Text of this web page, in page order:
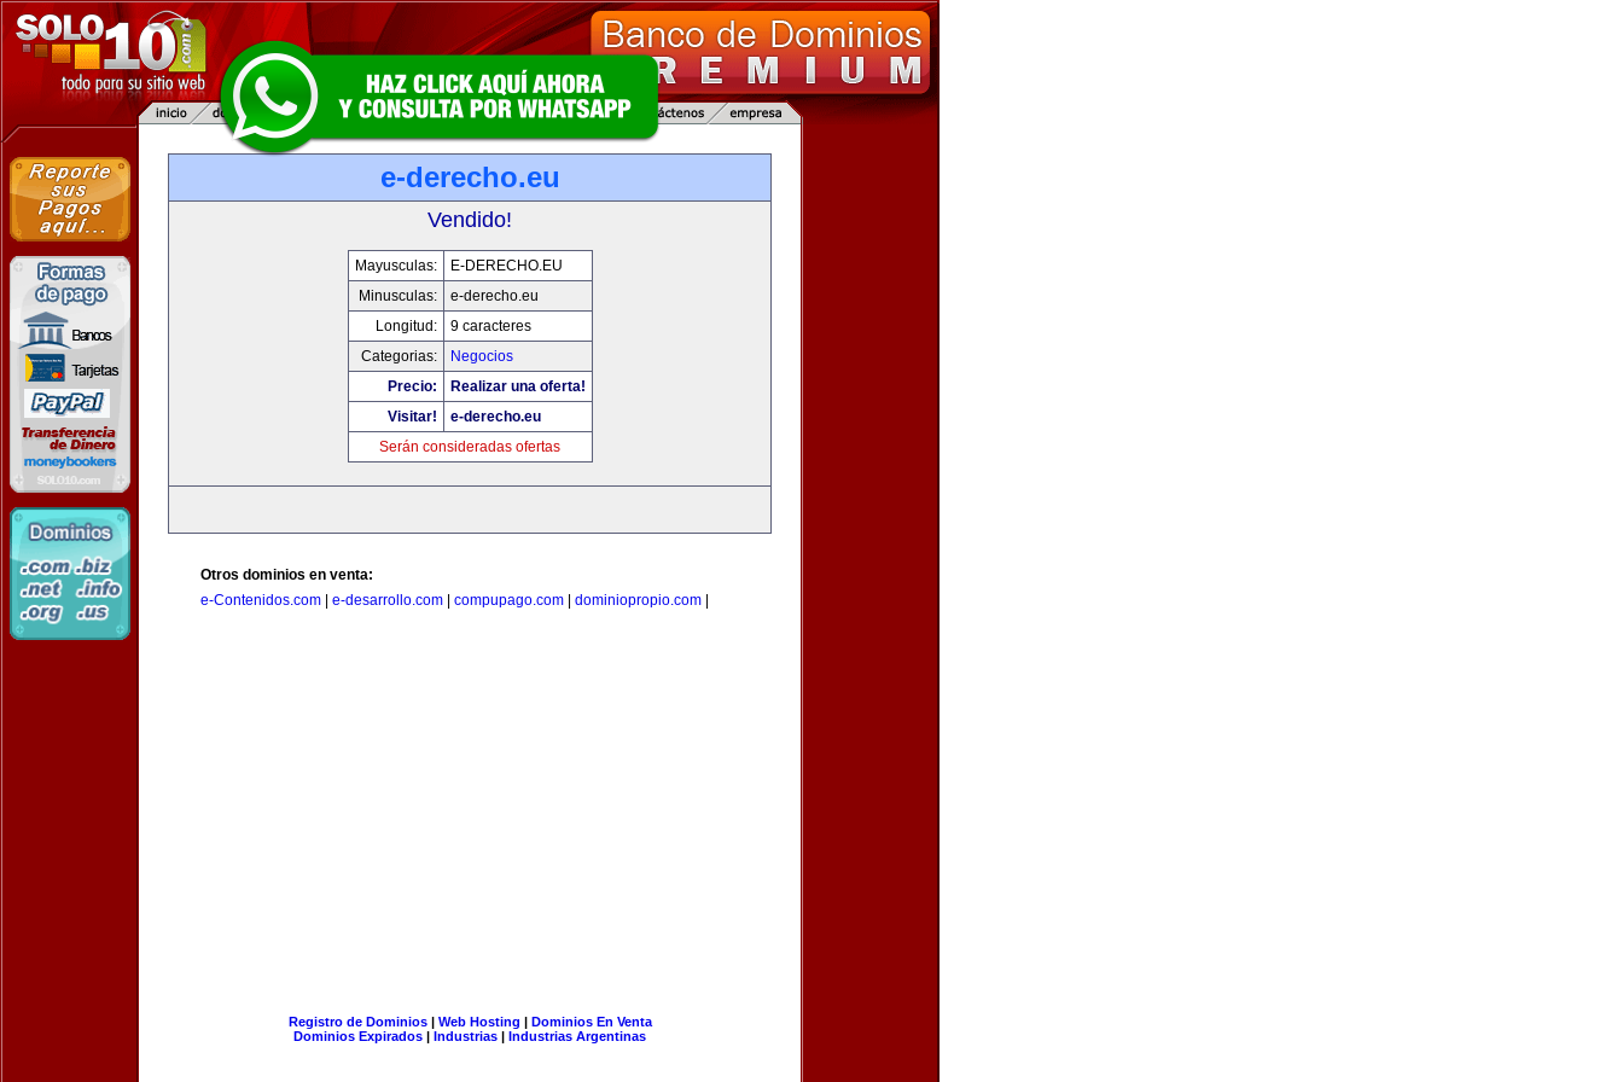
e-derecho.eu
Vendido!
Mayusculas:
E-DERECHO.EU
Minusculas:
e-derecho.eu
Longitud:
9 caracteres
Categorias:
Negocios
Precio:
Realizar una oferta!
Visitar!
e-derecho.eu
Serán consideradas ofertas
Otros dominios en venta:
e-Contenidos.com
e-desarrollo.com compupago.com dominiopropio.com
Registro de Dominios| Web Hosting | Dominios En Venta
Dominios Expirados | Industrias | Industrias Argentinas